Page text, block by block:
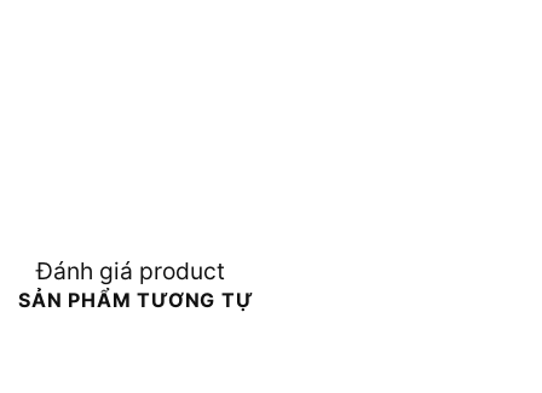
Đánh giá product
SẢN PHẨM TƯƠNG TỰ